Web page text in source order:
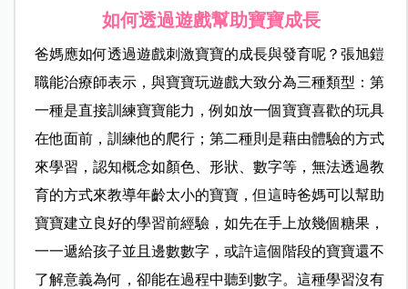
如何透過遊戲幫助寶寶成長
爸媽應如何透過遊戲刺激寶寶的成長與發育呢？張旭鎧
職能治療師表示，與寶寶玩遊戲大致分為三種類型：第
一種是直接訓練寶寶能力，例如放一個寶寶喜歡的玩具
在他面前，訓練他的爬行；第二種則是藉由體驗的方式
來學習，認知概念如顏色、形狀、數字等，無法透過教
育的方式來教導年齡太小的寶寶，但這時爸媽可以幫助
寶寶建立良好的學習前經驗，如先在手上放幾個糖果，
一一遞給孩子並且邊數數字，或許這個階段的寶寶還不
了解意義為何，卻能在過程中聽到數字。這種學習沒有